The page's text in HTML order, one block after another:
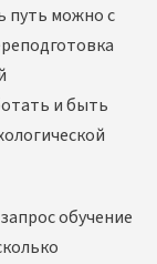
путь можно с
и быть
обучение